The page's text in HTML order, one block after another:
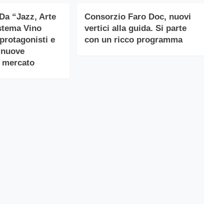
“Jazz, Arte
Vino
e
Consorzio Faro Doc, nuovi
vertici alla guida. Si parte
con un ricco programma